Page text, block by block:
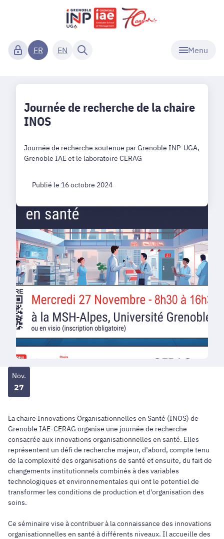
Menu
FR EN
Journée de recherche de la chaire
INOS
Journée de recherche soutenue par Grenoble INP-UGA,
Grenoble IAE et le laboratoire CERAG
Publié le 16 octobre 2024
Nov.
27
La chaire Innovations Organisationnelles en Santé (INOS) de
Grenoble IAE-CERAG organise une journée de recherche
consacrée aux innovations organisationnelles en santé. Elles
représentent un défi de recherche majeur, d’abord, compte tenu
de la complexité des organisations de santé et ensuite, du fait de
changements institutionnels combinés à des variables
technologiques et environnementales qui ont le potentiel de
transformer les conditions de production et d'organisation des
soins.
Ce séminaire vise à contribuer à la connaissance des innovations
organisationnelles en santé à différents niveaux. Il accueille des